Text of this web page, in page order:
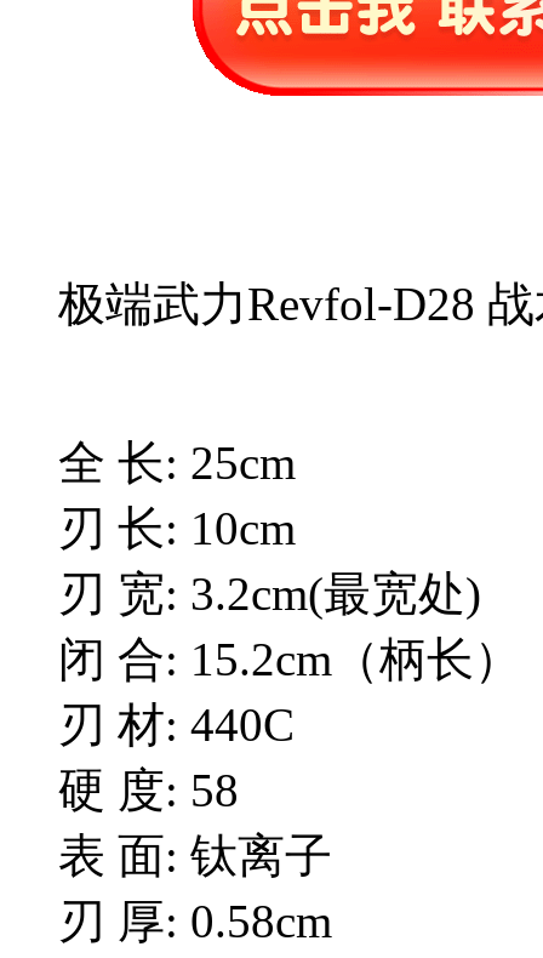
极端武力Revfol-D28
全 长: 25cm
刃 长: 10cm
刃 宽: 3.2cm(最宽处)
闭 合: 15.2cm（柄长）
刃 材: 440C
硬 度: 58
表 面: 钛离子
刃 厚: 0.58cm